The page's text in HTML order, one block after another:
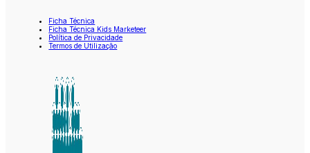
Ficha Técnica
Ficha Técnica Kids Marketeer
Política de Privacidade
Termos de Utilização